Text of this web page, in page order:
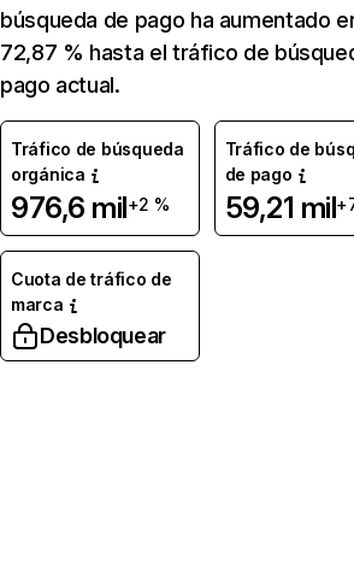
búsqueda de pago ha aumentado
72,87 % hasta el tráfico de
pago actual.
Tráfico de búsqueda
orgánica
976,6 mil+2 %
Tráfico de
de pago
59,21 mil
Cuota de tráfico de
marca
Desbloquear